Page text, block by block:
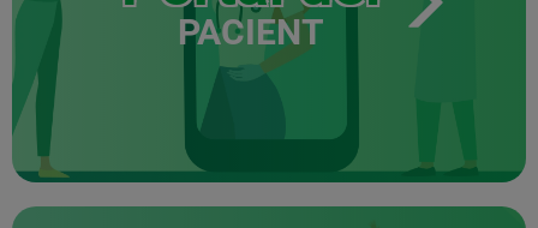
PACIENT